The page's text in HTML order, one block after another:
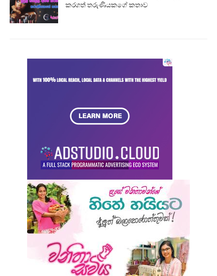
කරගත් තරුණියකගේ කතාව